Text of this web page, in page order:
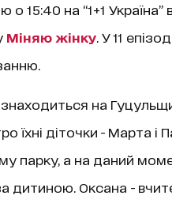
о 15:40 на “1+1
Міняю жінку. У 11
на
їхні діточки - Марта і
парку, а на даний
дитиною. Оксана -